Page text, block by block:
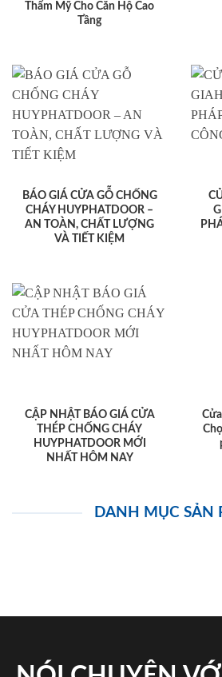
Thẩm Mỹ Cho Căn Hộ Cao
Tầng
BÁO GIÁ CỬA GỖ CHỐNG
CHÁY HUYPHATDOOR –
AN TOÀN, CHẤT LƯỢNG
VÀ TIẾT KIỆM
CẬP NHẬT BÁO GIÁ CỬA
THÉP CHỐNG CHÁY
HUYPHATDOOR MỚI
NHẤT HÔM NAY
DANH MỤC SẢN